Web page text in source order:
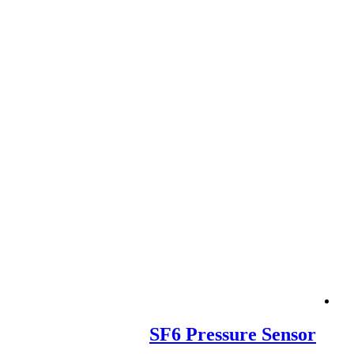
SF6 Pressure Sensor